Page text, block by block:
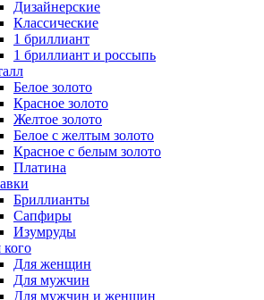
Дизайнерские
Классические
1 бриллиант
1 бриллиант и россыпь
Белое золото
Красное золото
Желтое золото
Белое с желтым золото
Красное с белым золото
Платина
Бриллианты
Сапфиры
Изумруды
кого
Для женщин
Для мужчин
Для мужчин и женщин